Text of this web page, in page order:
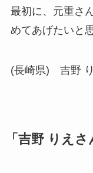
最初に、元重さ
めてあげたいと
(長崎県) 吉野
「吉野 りえ